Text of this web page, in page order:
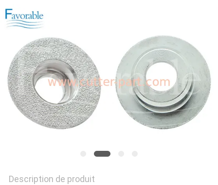
PLAN
SITE
PRIVACY
POLICY
Description de produit